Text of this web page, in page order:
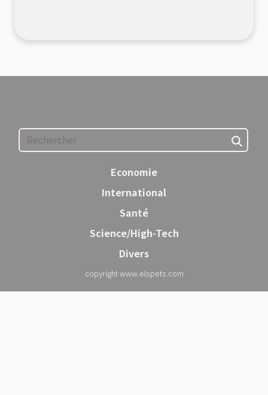
Economie
International
Santé
Science/High-Tech
Divers
copyright www.elspets.com